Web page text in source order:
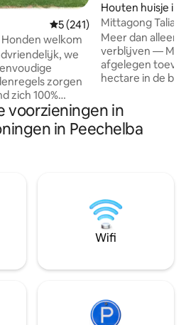
Gemiddelde beoordeling
5 (241)
welkom
we
zorgen
zich 100%
zonder
zorgen te
schoon
naar het
een
WIFI, Netflix,
zult niet weg
Houten huisje in
Mittagong Talia |
sterrennachten
Meer dan alleen
verblijven —
afgelegen
hectare in de
minuten van
om je te helpen
Geniet van het
koppels en
natuurlijke
het oneffen
het niet geschikt
voorzieningen in
in Peechelba
Wifi